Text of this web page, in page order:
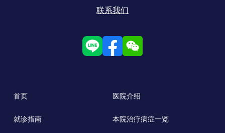
联系我们
首页 医院介绍
就诊指南 本院治疗病症一览